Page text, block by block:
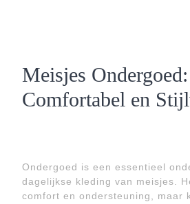
Meisjes Ondergoed:
Comfortabel en
Ondergoed is een essentieel
dagelijkse kleding van meisjes.
comfort en ondersteuning, maar